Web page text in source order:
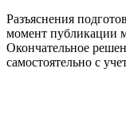
Разъяснения
момент публикации
Окончательное
самостоятельно с